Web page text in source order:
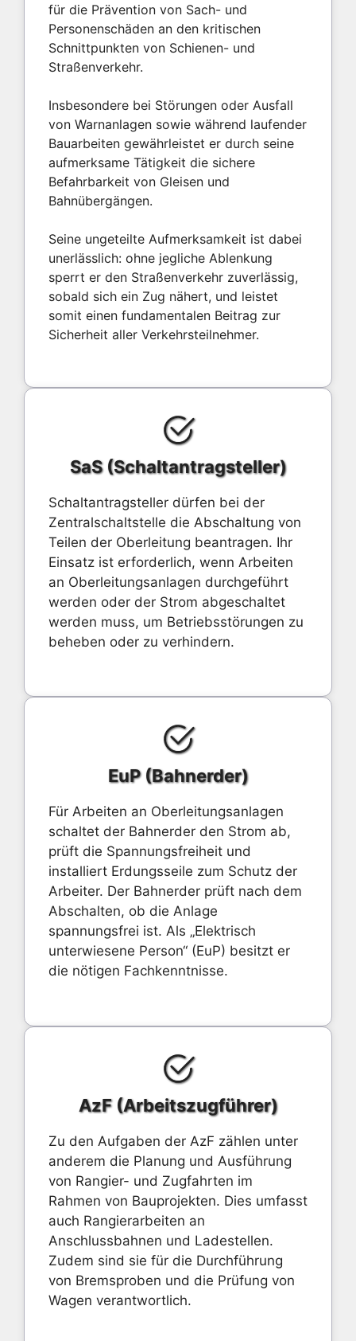
für die Prävention von Sach- und
Personenschäden an den kritischen
Schnittpunkten von Schienen- und
Straßenverkehr.
Insbesondere bei Störungen oder Ausfall
von Warnanlagen sowie während laufender
Bauarbeiten gewährleistet er durch seine
aufmerksame Tätigkeit die sichere
Befahrbarkeit von Gleisen und
Bahnübergängen.
Seine ungeteilte Aufmerksamkeit ist dabei
unerlässlich: ohne jegliche Ablenkung
sperrt er den Straßenverkehr zuverlässig,
sobald sich ein Zug nähert, und leistet
somit einen fundamentalen Beitrag zur
Sicherheit aller Verkehrsteilnehmer.
SaS (Schaltantragsteller)
Schaltantragsteller dürfen bei der
Zentralschaltstelle die Abschaltung von
Teilen der Oberleitung beantragen. Ihr
Einsatz ist erforderlich, wenn Arbeiten
an Oberleitungsanlagen durchgeführt
werden oder der Strom abgeschaltet
werden muss, um Betriebsstörungen zu
beheben oder zu verhindern.
EuP (Bahnerder)
Für Arbeiten an Oberleitungsanlagen
schaltet der Bahnerder den Strom ab,
prüft die Spannungsfreiheit und
installiert Erdungsseile zum Schutz der
Arbeiter. Der Bahnerder prüft nach dem
Abschalten, ob die Anlage
spannungsfrei ist. Als „Elektrisch
unterwiesene Person“ (EuP) besitzt er
die nötigen Fachkenntnisse.
AzF (Arbeitszugführer)
Zu den Aufgaben der AzF zählen unter
anderem die Planung und Ausführung
von Rangier- und Zugfahrten im
Rahmen von Bauprojekten. Dies umfasst
auch Rangierarbeiten an
Anschlussbahnen und Ladestellen.
Zudem sind sie für die Durchführung
von Bremsproben und die Prüfung von
Wagen verantwortlich.